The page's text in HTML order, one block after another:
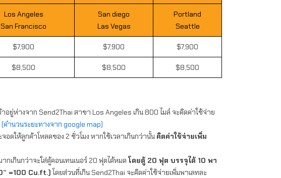
Los Angeles
San Francisco
San diego
Las Vegas
Portland
Seattle
$7,900 $7,900 $7,900
$8,500 $8,500 $8,500
าอยู่ห่างจาก Send2Thai สาขา Los Angeles เกิน 800 ไมล์ จะคิดค่าใช้จ่าย
(คำนวนระยะทางจาก google map)
อดให้ลูกค้าโหลดของ 2 ชั่วโมง หากใช้เวลาเกินกว่านั้น คิดค่าใช้จ่ายเพิ่ม
กเกินกว่าจะใส่ตู้คอนเทนเนอร์ 20 ฟุตได้หมด โดยตู้ 20 ฟุต บรรจุได้ 10 พา
=100 Cu.ft.) โดยส่วนที่เกิน Send2Thai จะคิดค่าใช้จ่ายเพิ่มพาเลทละ